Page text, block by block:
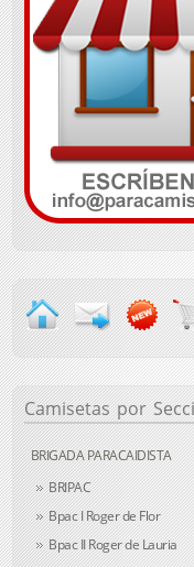
Camisetas por
BRIGADA PARACAIDISTA
BRIPAC
Bpac I Roger de Flor
Bpac II Roger de Lauria